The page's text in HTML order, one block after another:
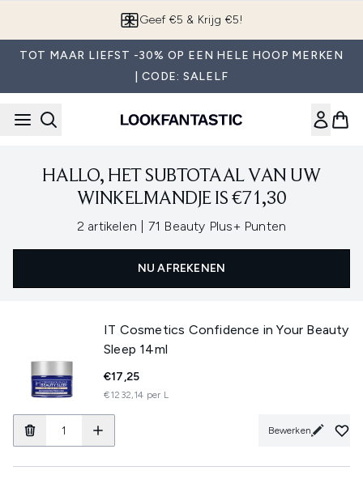
Geef €5 & Krijg €5!
TOT MAAR LIEFST -30% OP EEN HELE HOOP MERKEN
| CODE: SALELF
HALLO, HET SUBTOTAAL VAN UW
WINKELMANDJE IS €71,30
2 artikelen , 71 Beauty Plus+ Punten
NU AFREKENEN
IT Cosmetics Confidence in Your Beauty
Sleep 14ml
€17,25
€1232,14 per L
Bewerken